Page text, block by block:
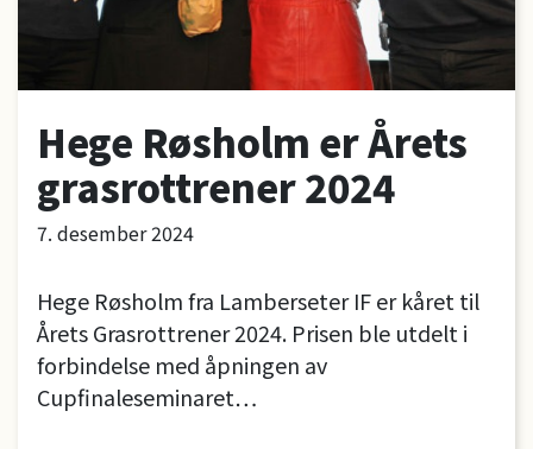
7. desember 2024
Hege Røsholm er Årets
grasrottrener 2024
Hege Røsholm fra Lamberseter IF er kåret til
Årets Grasrottrener 2024. Prisen ble utdelt i
forbindelse med åpningen av
Cupfinaleseminaret…